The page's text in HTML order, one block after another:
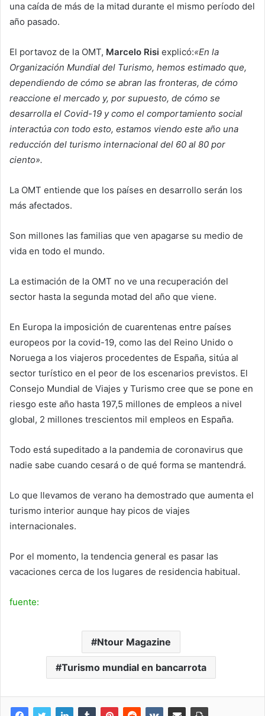
una caída de más de la mitad durante el mismo período del
año pasado.
El portavoz de la OMT, Marcelo Risi explicó:«En la
Organización Mundial del Turismo, hemos estimado que,
dependiendo de cómo se abran las fronteras, de cómo
reaccione el mercado y, por supuesto, de cómo se
desarrolla el Covid-19 y como el comportamiento social
interactúa con todo esto, estamos viendo este año una
reducción del turismo internacional del 60 al 80 por
ciento».
La OMT entiende que los países en desarrollo serán los
más afectados.
Son millones las familias que ven apagarse su medio de
vida en todo el mundo.
La estimación de la OMT no ve una recuperación del
sector hasta la segunda motad del año que viene.
En Europa la imposición de cuarentenas entre países
europeos por la covid-19, como las del Reino Unido o
Noruega a los viajeros procedentes de España, sitúa al
sector turístico en el peor de los escenarios previstos. El
Consejo Mundial de Viajes y Turismo cree que se pone en
riesgo este año hasta 197,5 millones de empleos a nivel
global, 2 millones trescientos mil empleos en España.
Todo está supeditado a la pandemia de coronavirus que
nadie sabe cuando cesará o de qué forma se mantendrá.
Lo que llevamos de verano ha demostrado que aumenta el
turismo interior aunque hay picos de viajes
internacionales.
Por el momento, la tendencia general es pasar las
vacaciones cerca de los lugares de residencia habitual.
fuente:
Ntour Magazine
Turismo mundial en bancarrota